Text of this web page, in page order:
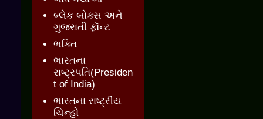
બ્લેક બોક્સ અને
ગુજરાતી ફૉન્ટ
ભક્તિ
ભારતના
રાષ્ટ્રપતિ(Presiden
t of India)
ભારતના રાષ્ટ્રીય
ચિન્હો